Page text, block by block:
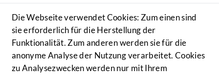
Benutzer
Navigationsmenü öffnen
MENÜ
Die Webseite verwendet Cookies: Zum einen sind
sie erforderlich für die Herstellung der
Funktionalität. Zum anderen werden sie für die
anonyme Analyse der Nutzung verarbeitet. Cookies
zu Analysezwecken werden nur mit Ihrem